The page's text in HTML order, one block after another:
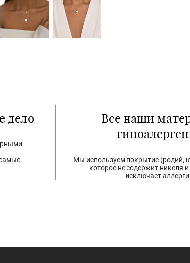
дело
Все наши
Мы используем покрытие (родий,
которое не содержит никеля
исключает